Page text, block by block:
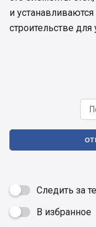
и
строительстве для
Следить за
 В избранное